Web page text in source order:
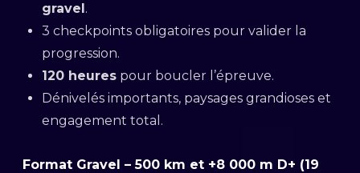
gravel.
3 checkpoints obligatoires pour valider la
progression.
120 heures pour boucler l’épreuve.
Dénivelés importants, paysages grandioses et
engagement total.
Format Gravel – 500 km et +8 000 m D+ (19